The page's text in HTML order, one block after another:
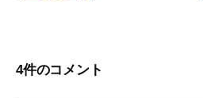
ビ
4件のコメント